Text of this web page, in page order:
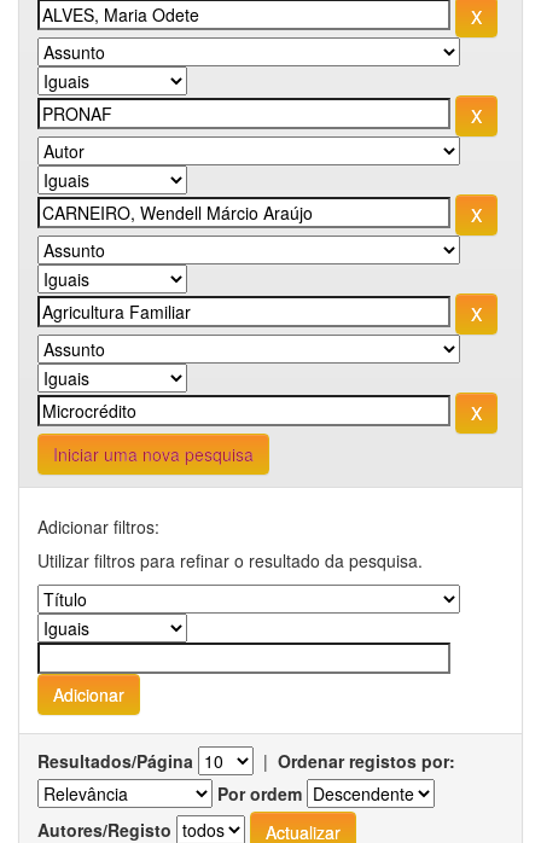
Iniciar uma nova pesquisa
Adicionar filtros:
Utilizar filtros para refinar o resultado da pesquisa.
Resultados/Página | Ordenar registos por:
Por ordem
Autores/Registo